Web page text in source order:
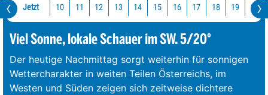
Jetzt 10 11 12 13 14 15 16 17 18 19 20
Viel Sonne, lokale Schauer im SW. 5/20°
Der heutige Nachmittag sorgt weiterhin für sonnigen
Wettercharakter in weiten Teilen Österreichs, im
Westen und Süden zeigen sich zeitweise dichtere